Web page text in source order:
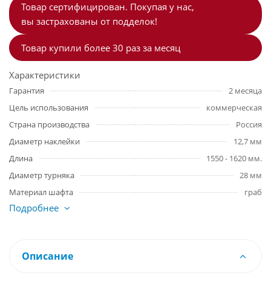
Товар сертифицирован. Покупая у нас,
вы застрахованы от подделок!
Товар купили более 30 раз за месяц
Характеристики
Гарантия
2 месяца
Цель использования
коммерческая
Страна производства
Россия
Диаметр наклейки
12,7 мм
Длина
1550 - 1620 мм.
Диаметр турняка
28 мм
Материал шафта
граб
Подробнее
Описание